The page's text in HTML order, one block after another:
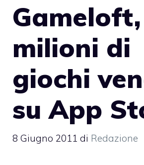
milioni di
giochi
su App
8 Giugno 2011 di Redazione